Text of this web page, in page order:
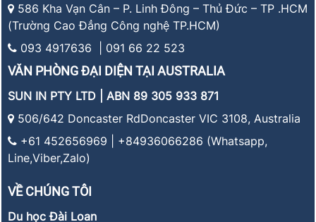
586 Kha Vạn Cân – P. Linh Đông – Thủ Đức – TP .HCM
(Trường Cao Đẳng Công nghệ TP.HCM)
093 4917636 | 091 66 22 523
VĂN PHÒNG ĐẠI DIỆN TẠI AUSTRALIA
SUN IN PTY LTD | ABN 89 305 933 871
506/642 Doncaster RdDoncaster VIC 3108, Australia
+61 452656969 | +84936066286 (Whatsapp,
Line,Viber,Zalo)
VỀ CHÚNG TÔI
Du học Đài Loan